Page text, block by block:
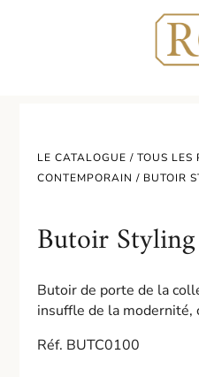
LE CATALOGUE /TOUS LES
CONTEMPORAIN / BUTOIR
Butoir Styling
Butoir de porte de la
insuffle de la
Réf. BUTC0100